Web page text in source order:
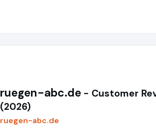
ruegen-abc.de - Customer
(2026)
ruegen-abc.de